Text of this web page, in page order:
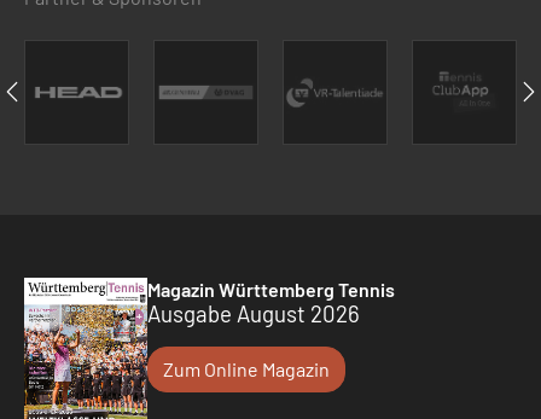
Magazin Württemberg Tennis
Ausgabe August 2026
Zum Online Magazin